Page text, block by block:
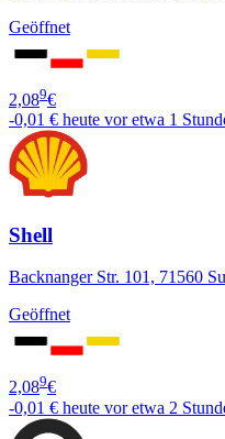
Geöffnet
2,089€
-0,01 € heute vor etwa 1
Shell
Backnanger Str. 101, 71560
Geöffnet
2,089€
-0,01 € heute vor etwa 2